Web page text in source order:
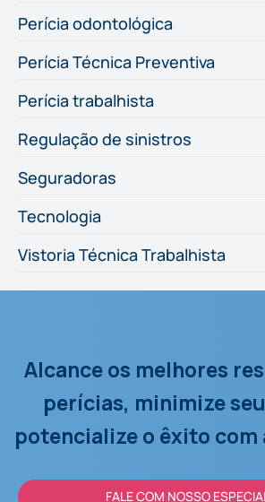
Perícia odontológica
Perícia Técnica Preventiva
Perícia trabalhista
Regulação de sinistros
Seguradoras
Tecnologia
Vistoria Técnica Trabalhista
Alcance os melhores
perícias, minimize
potencialize o êxito com
FALE COM NOSSO